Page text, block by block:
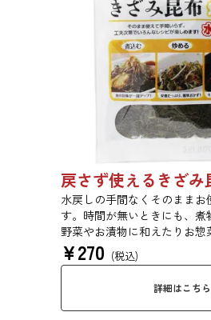
水戻しの手間なくそのままお
す。時間が無いときにも、煮
野菜やお漬物に和えたりお惣
だけで一品が出来上がります
トフィッシュ選定商品】※本
て昆布をやわらかく加工して
の酸味が苦手な方はご注意し
ださい。
¥270 (税込)
詳細はこちら